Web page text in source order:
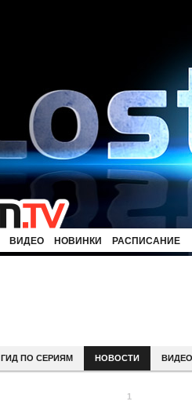
ВИДЕО НОВИНКИ РАСПИСАНИЕ
ГИД ПО СЕРИЯМ НОВОСТИ ВИДЕО
1